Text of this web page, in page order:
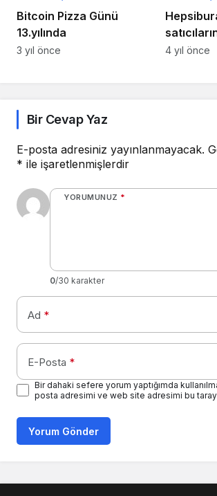
Bitcoin Pizza Günü
13.yılında
3 yıl önce 4 yıl önce
Bir Cevap Yaz
E-posta adresiniz yayınlanmayacak.
* ile işaretlenmişlerdir
YORUMUNUZ *
0/30 karakter
Ad *
E-Posta *
Bir dahaki sefere yorum yaptığımda
posta adresimi ve web site adresimi bu
Yorum Gönder